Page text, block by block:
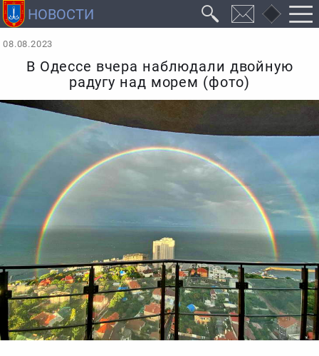
08.08.2023
В Одессе вчера наблюдали двойную
радугу над морем (фото)